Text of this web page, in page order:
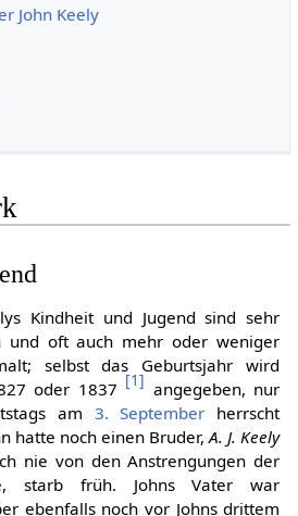
John Keely
Kindheit und Jugend sind sehr
und oft auch mehr oder weniger
selbst das Geburtsjahr wird
oder 1837 [1] angegeben, nur
am 3. September herrscht
hatte noch einen Bruder,A. J. Keely
nie von den Anstrengungen der
starb früh. Johns Vater war
ebenfalls noch vor Johns drittem